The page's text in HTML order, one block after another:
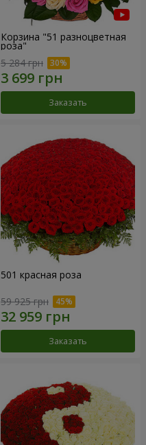
Корзина "51 разноцветная
роза"
5 284 грн
Заказать
501 красная роза
59 925 грн
Заказать